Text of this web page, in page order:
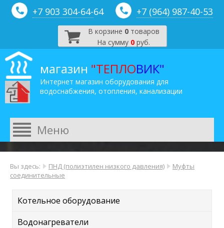
+7 903 304-64-64 +7 (964) 987-40-53
В корзине 0товаров
На сумму 0 руб.
магазин "ТЕПЛОВИК"
Интернет магазин оборудования для
водоснабжения, отопления, канализации
Вы здесь: ПНД (полиэтилен низкого давления)
Муфты
соединительные
Котельное оборудование
Водонагреватели